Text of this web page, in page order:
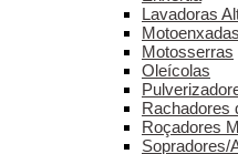
Lavadoras
Motosserras
Oleícolas
Rachadores
Roçadores
Sopradores/